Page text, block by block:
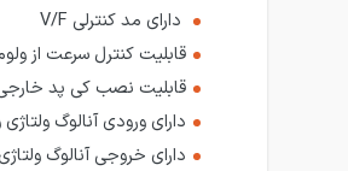
دارای مد کنترلی V/F
قابلیت کنترل سرعت از
قابلیت نصب کی پد
دارای ورودی آنالوگ
دارای خروجی آنالوگ ولتاژی